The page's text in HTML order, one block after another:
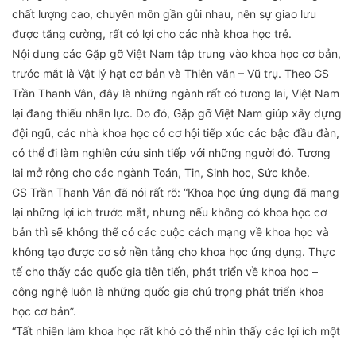
chất lượng cao, chuyên môn gần gủi nhau, nên sự giao lưu
được tăng cường, rất có lợi cho các nhà khoa học trẻ.
Nội dung các Gặp gỡ Việt Nam tập trung vào khoa học cơ bản,
trước mắt là Vật lý hạt cơ bản và Thiên văn – Vũ trụ. Theo GS
Trần Thanh Vân, đây là những ngành rất có tương lai, Việt Nam
lại đang thiếu nhân lực. Do đó, Gặp gỡ Việt Nam giúp xây dựng
đội ngũ, các nhà khoa học có cơ hội tiếp xúc các bậc đầu đàn,
có thể đi làm nghiên cứu sinh tiếp với những người đó. Tương
lai mở rộng cho các ngành Toán, Tin, Sinh học, Sức khỏe.
GS Trần Thanh Vân đã nói rất rõ: “Khoa học ứng dụng đã mang
lại những lợi ích trước mắt, nhưng nếu không có khoa học cơ
bản thì sẽ không thể có các cuộc cách mạng về khoa học và
không tạo được cơ sở nền tảng cho khoa học ứng dụng. Thực
tế cho thấy các quốc gia tiên tiến, phát triển về khoa học –
công nghệ luôn là những quốc gia chú trọng phát triển khoa
học cơ bản”.
“Tất nhiên làm khoa học rất khó có thể nhìn thấy các lợi ích một